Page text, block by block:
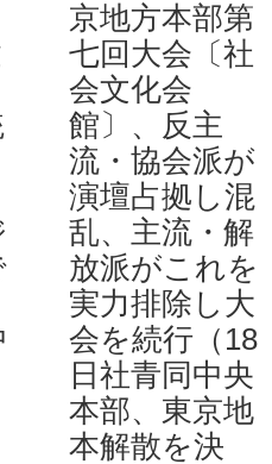
京地方本部第
七回大会〔社
会文化会
館〕、反主
流・協会派が
演壇占拠し混
乱、主流・解
放派がこれを
実力排除し大
会を続行（18
日社青同中央
本部、東京地
本解散を決